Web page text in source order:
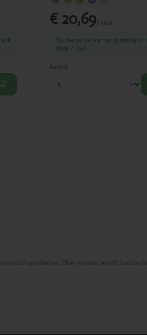
€
€ 20,69/ stuk
Tip: bestel per karton (3 stuks) en
18,62 / stuk
Aantal
sterker. Elke review wordt